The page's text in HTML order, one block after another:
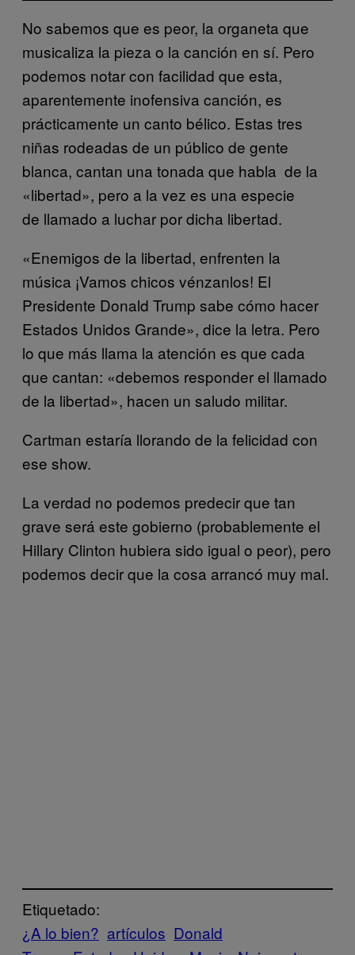
No sabemos que es peor, la organeta que
musicaliza la pieza o la canción en sí. Pero
podemos notar con facilidad que esta,
aparentemente inofensiva canción, es
prácticamente un canto bélico. Estas tres
niñas rodeadas de un público de gente
blanca, cantan una tonada que habla de la
«libertad», pero a la vez es una especie
de llamado a luchar por dicha libertad.
«Enemigos de la libertad, enfrenten la
música ¡Vamos chicos vénzanlos! El
Presidente Donald Trump sabe cómo hacer
Estados Unidos Grande», dice la letra. Pero
lo que más llama la atención es que cada
que cantan: «debemos responder el llamado
de la libertad», hacen un saludo militar.
Cartman estaría llorando de la felicidad con
ese show.
La verdad no podemos predecir que tan
grave será este gobierno (probablemente el
Hillary Clinton hubiera sido igual o peor), pero
podemos decir que la cosa arrancó muy mal.
Etiquetado:
¿A lo bien? artículos Donald